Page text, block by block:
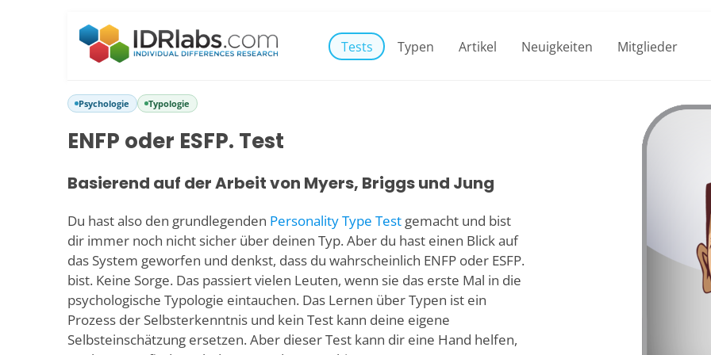
Tests Typen Artikel Neuigkeiten Mitglieder
Psychologie Typologie
ENFP oder ESFP. Test
Basierend auf der Arbeit von Myers, Briggs und Jung
Du hast also den grundlegenden Personality Type Test gemacht und bist
dir immer noch nicht sicher über deinen Typ. Aber du hast einen Blick auf
das System geworfen und denkst, dass du wahrscheinlich ENFP oder ESFP.
bist. Keine Sorge. Das passiert vielen Leuten, wenn sie das erste Mal in die
psychologische Typologie eintauchen. Das Lernen über Typen ist ein
Prozess der Selbsterkenntnis und kein Test kann deine eigene
Selbsteinschätzung ersetzen. Aber dieser Test kann dir eine Hand helfen,